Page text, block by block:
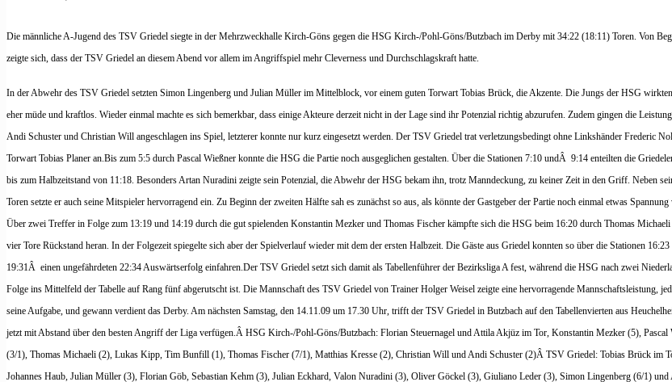
Die männliche A-Jugend des TSV Griedel siegte in der Mehrzweckhalle Kirch-Göns gegen die HSG Kirch-/Pohl-Göns/Butzbach im Derby mit 34:22 (18:11) Toren. Von
zeigte sich, dass der TSV Griedel an diesem Abend vor allem im Angriffspiel mehr Cleverness und Durchschlagskraft hatte.
In der Abwehr des TSV Griedel setzten Simon Lingenberg und Julian Müller im Mittelblock, vor einem guten Torwart Tobias Brück, die Akzente. Die Jungs der HSG
eher müde und kraftlos. Wieder einmal machte es sich bemerkbar, dass einige Akteure derzeit nicht in der Lage sind ihr Potenzial richtig abzurufen. Zudem gingen die
Andi Schuster und Christian Will angeschlagen ins Spiel, letzterer konnte nur kurz eingesetzt werden. Der TSV Griedel trat verletzungsbedingt ohne Linkshänder Frederic
Torwart Tobias Planer an.Bis zum 5:5 durch Pascal Wießner konnte die HSG die Partie noch ausgeglichen gestalten. Über die Stationen 7:10 undÂ 9:14 enteilten die
bis zum Halbzeitstand von 11:18. Besonders Artan Nuradini zeigte sein Potenzial, die Abwehr der HSG bekam ihn, trotz Manndeckung, zu keiner Zeit in den Griff. Neben
Toren setzte er auch seine Mitspieler hervorragend ein. Zu Beginn der zweiten Hälfte sah es zunächst so aus, als könnte der Gastgeber der Partie noch einmal etwas Spannung
Über zwei Treffer in Folge zum 13:19 und 14:19 durch die gut spielenden Konstantin Mezker und Thomas Fischer kämpfte sich die HSG beim 16:20 durch Thomas Michaeli
vier Tore Rückstand heran. In der Folgezeit spiegelte sich aber der Spielverlauf wieder mit dem der ersten Halbzeit. Die Gäste aus Griedel konnten so über die Stationen 16:23
19:31Â einen ungefährdeten 22:34 Auswärtserfolg einfahren.Der TSV Griedel setzt sich damit als Tabellenführer der Bezirksliga A fest, während die HSG nach zwei
Folge ins Mittelfeld der Tabelle auf Rang fünf abgerutscht ist. Die Mannschaft des TSV Griedel von Trainer Holger Weisel zeigte eine hervorragende Mannschaftsleistung,
seine Aufgabe, und gewann verdient das Derby. Am nächsten Samstag, den 14.11.09 um 17.30 Uhr, trifft der TSV Griedel in Butzbach auf den Tabellenvierten aus
jetzt mit Abstand über den besten Angriff der Liga verfügen.Â HSG Kirch-/Pohl-Göns/Butzbach: Florian Steuernagel und Attila Akjüz im Tor, Konstantin Mezker (5), Pascal
(3/1), Thomas Michaeli (2), Lukas Kipp, Tim Bunfill (1), Thomas Fischer (7/1), Matthias Kresse (2), Christian Will und Andi Schuster (2)Â TSV Griedel: Tobias Brück im
Johannes Haub, Julian Müller (3), Florian Göb, Sebastian Kehm (3), Julian Eckhard, Valon Nuradini (3), Oliver Göckel (3), Giuliano Leder (3), Simon Lingenberg (6/1) und